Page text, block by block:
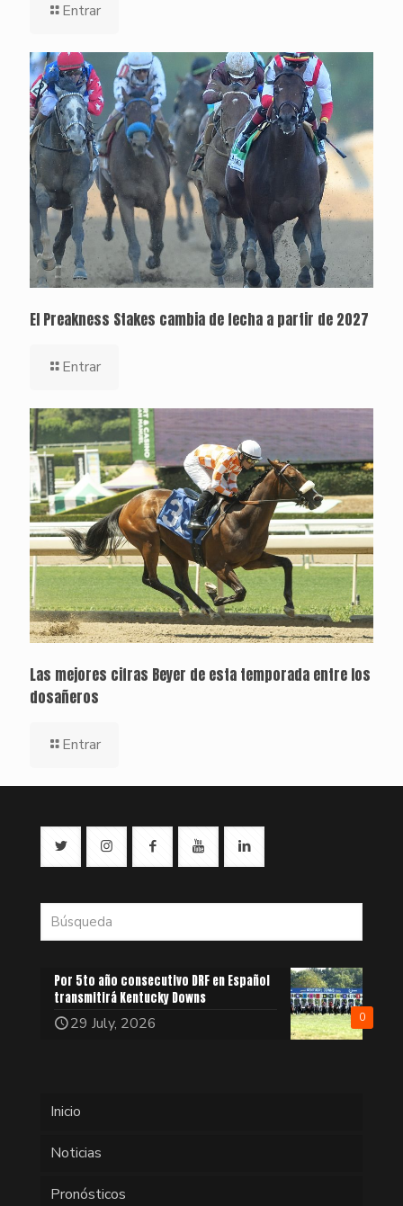
Entrar
El Preakness Stakes cambia de fecha a partir de 2027
Entrar
Las mejores cifras Beyer de esta temporada entre los
dosañeros
Entrar
0
Por 5to año consecutivo DRF en Español
transmitirá Kentucky Downs
29 July, 2026
Inicio
Noticias
Pronósticos